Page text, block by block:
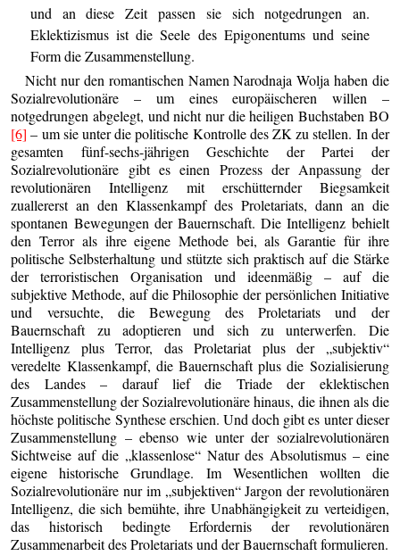
und an diese Zeit passen sie sich notgedrungen an.
Eklektizismus ist die Seele des Epigonentums und seine
Form die Zusammenstellung.
Nicht nur den romantischen Namen Narodnaja Wolja haben die
Sozialrevolutionäre – um eines europäischeren willen –
notgedrungen abgelegt, und nicht nur die heiligen Buchstaben BO
[6] – um sie unter die politische Kontrolle des ZK zu stellen. In der
gesamten fünf-sechs-jährigen Geschichte der Partei der
Sozialrevolutionäre gibt es einen Prozess der Anpassung der
revolutionären Intelligenz mit erschütternder Biegsamkeit
zuallererst an den Klassenkampf des Proletariats, dann an die
spontanen Bewegungen der Bauernschaft. Die Intelligenz behielt
den Terror als ihre eigene Methode bei, als Garantie für ihre
politische Selbsterhaltung und stützte sich praktisch auf die Stärke
der terroristischen Organisation und ideenmäßig – auf die
subjektive Methode, auf die Philosophie der persönlichen Initiative
und versuchte, die Bewegung des Proletariats und der
Bauernschaft zu adoptieren und sich zu unterwerfen. Die
Intelligenz plus Terror, das Proletariat plus der „subjektiv“
veredelte Klassenkampf, die Bauernschaft plus die Sozialisierung
des Landes – darauf lief die Triade der eklektischen
Zusammenstellung der Sozialrevolutionäre hinaus, die ihnen als die
höchste politische Synthese erschien. Und doch gibt es unter dieser
Zusammenstellung – ebenso wie unter der sozialrevolutionären
Sichtweise auf die „klassenlose“ Natur des Absolutismus – eine
eigene historische Grundlage. Im Wesentlichen wollten die
Sozialrevolutionäre nur im „subjektiven“ Jargon der revolutionären
Intelligenz, die sich bemühte, ihre Unabhängigkeit zu verteidigen,
das historisch bedingte Erfordernis der revolutionären
Zusammenarbeit des Proletariats und der Bauernschaft formulieren.